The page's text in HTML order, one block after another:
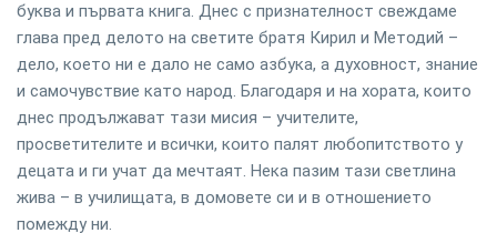
буква и първата книга. Днес с признателност свеждаме
глава пред делото на светите братя Кирил и Методий –
дело, което ни е дало не само азбука, а духовност, знание
и самочувствие като народ. Благодаря и на хората, които
днес продължават тази мисия – учителите,
просветителите и всички, които палят любопитството у
децата и ги учат да мечтаят. Нека пазим тази светлина
жива – в училищата, в домовете си и в отношението
помежду ни.